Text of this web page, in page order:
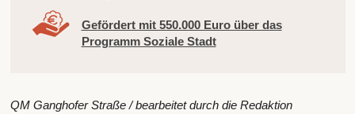
Gefördert mit 550.000 Euro über das
Programm Soziale Stadt
QM Ganghofer Straße / bearbeitet durch die Redaktion